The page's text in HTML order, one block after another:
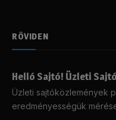
RÖVIDEN
Helló Sajtó! Üzleti
Üzleti sajtóközlemények
eredményességük